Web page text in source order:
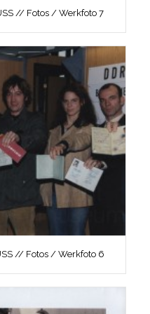
// Fotos / Werkfoto 7
// Fotos / Werkfoto 6